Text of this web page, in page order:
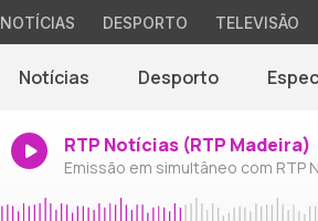
NOTÍCIAS DESPORTO TELEVISÃO
Notícias Desporto
RTP Notícias (RTP Madeira)
Emissão em simultâneo com RTP